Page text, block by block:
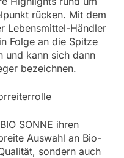
rücken. Mit dem
Lebensmittel-Händler
Folge an die Spitze
und kann sich dann
bezeichnen.
SONNE ihren
Auswahl an Bio-
sondern auch